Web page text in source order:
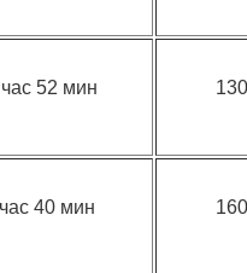
52 мин 130
40 мин 160